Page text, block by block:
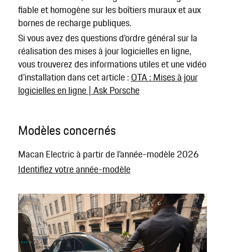
fiable et homogène sur les boîtiers muraux et aux
bornes de recharge publiques.
Si vous avez des questions d’ordre général sur la
réalisation des mises à jour logicielles en ligne,
vous trouverez des informations utiles et une vidéo
d’installation dans cet article : OTA : Mises à jour
logicielles en ligne | Ask Porsche
Modèles concernés
Macan Electric à partir de l’année-modèle 2026
Identifiez votre année-modèle